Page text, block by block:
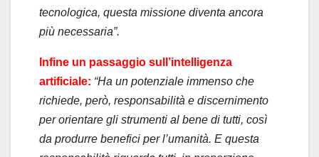
tecnologica, questa missione diventa ancora
più necessaria”.
Infine un passaggio sull’intelligenza
artificiale: “Ha un potenziale immenso che
richiede, però, responsabilità e discernimento
per orientare gli strumenti al bene di tutti, così
da produrre benefici per l’umanità. E questa